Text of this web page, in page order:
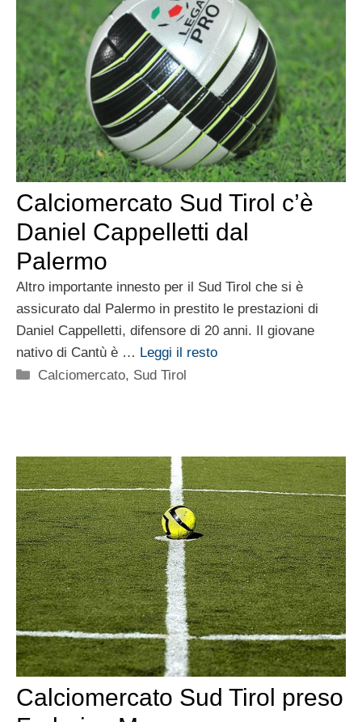
Calciomercato Sud Tirol c’è
Daniel Cappelletti dal
Palermo
Altro importante innesto per il Sud Tirol che si è
assicurato dal Palermo in prestito le prestazioni di
Daniel Cappelletti, difensore di 20 anni. Il giovane
nativo di Cantù è … Leggi il resto
Categorie
Calciomercato, Sud Tirol
Calciomercato Sud Tirol preso